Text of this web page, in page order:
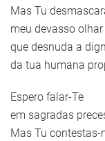
Mas Tu
meu devasso olhar
que desnuda a
da tua humana
Espero falar-Te
em sagradas
Mas Tu contestas-